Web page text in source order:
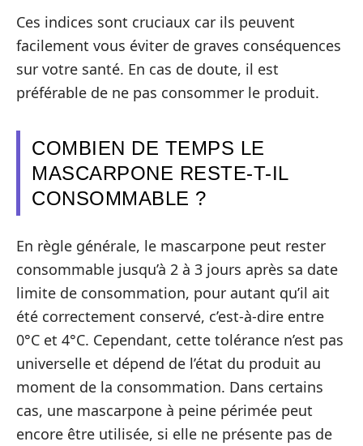
Ces indices sont cruciaux car ils peuvent
facilement vous éviter de graves conséquences
sur votre santé. En cas de doute, il est
préférable de ne pas consommer le produit.
COMBIEN DE TEMPS LE
MASCARPONE RESTE-T-IL
CONSOMMABLE ?
En règle générale, le mascarpone peut rester
consommable jusqu’à 2 à 3 jours après sa date
limite de consommation, pour autant qu’il ait
été correctement conservé, c’est-à-dire entre
0°C et 4°C. Cependant, cette tolérance n’est pas
universelle et dépend de l’état du produit au
moment de la consommation. Dans certains
cas, une mascarpone à peine périmée peut
encore être utilisée, si elle ne présente pas de